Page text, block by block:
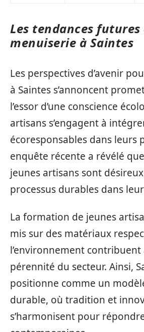
Les tendances futures
menuiserie à Saintes
Les perspectives d’avenir
à Saintes s’annoncent
l’essor d’une conscience
artisans s’engagent à
écoresponsables dans leurs
enquête récente a révélé
jeunes artisans sont
processus durables dans
La formation de jeunes
mis sur des matériaux
l’environnement contribuent
pérennité du secteur. Ainsi,
positionne comme un
durable, où tradition et
s’harmonisent pour